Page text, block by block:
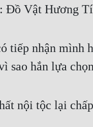
Đồ Vật Hương
tiếp nhận mình
sao hắn lựa
nội tộc lại